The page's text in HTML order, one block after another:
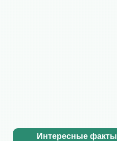
Интересные факты